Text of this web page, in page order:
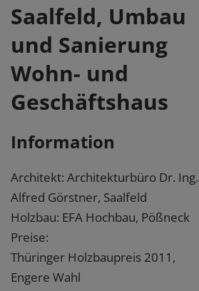
Saalfeld, Umbau
und Sanierung
Wohn- und
Geschäftshaus
Information
Architekt: Architekturbüro Dr. Ing.
Alfred Görstner, Saalfeld
Holzbau: EFA Hochbau, Pößneck
Preise:
Thüringer Holzbaupreis 2011,
Engere Wahl